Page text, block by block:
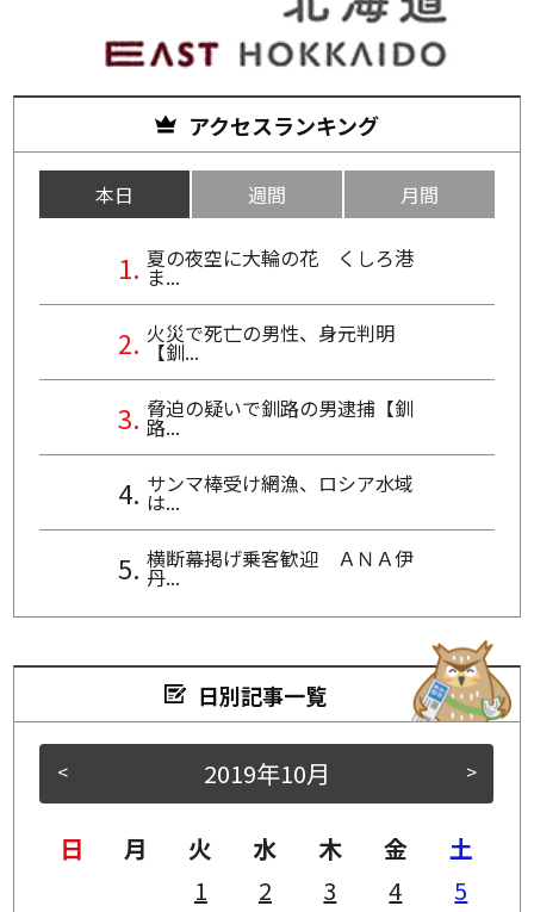
アクセスランキング
本日 週間 月間
夏の夜空に大輪の花 くしろ港
ま...
火災で死亡の男性、身元判明
【釧...
脅迫の疑いで釧路の男逮捕【釧
路...
サンマ棒受け網漁、ロシア水域
は...
横断幕掲げ乗客歓迎 ＡＮＡ伊
丹...
日別記事一覧
< >
2019年10月
日 月 火 水 木 金
土
1
2 3 4
5